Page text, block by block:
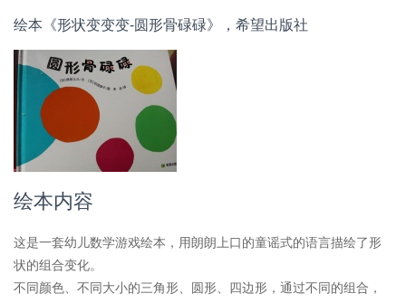
绘本《形状变变变-圆形骨碌碌》，希望出版社
绘本内容
这是一套幼儿数学游戏绘本，用朗朗上口的童谣式的语言描绘了形
状的组合变化。
不同颜色、不同大小的三角形、圆形、四边形，通过不同的组合，